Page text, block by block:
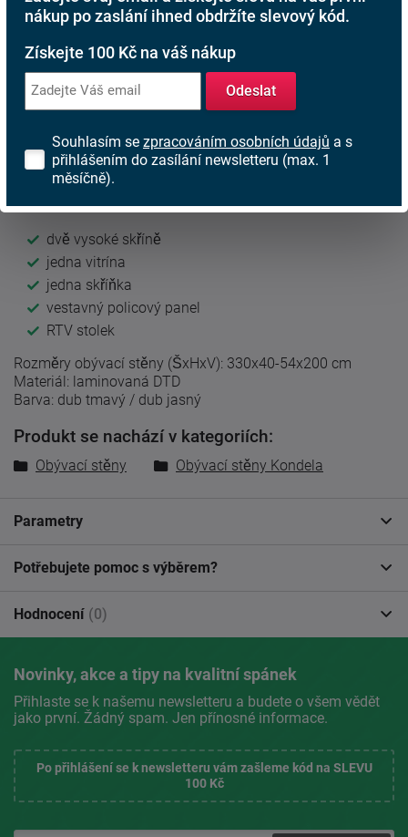
Praktická obývací stěna Korina.
klasický design a příjemné barevné provedení a mnohem
více Vám nabídne dokonalá obývací sestva.
Korinaje stavena tak,a by uschovala, ale i vystavila vše co
máte rádi.
dvě vysoké skříně
jedna vitrína
jedna skříňka
vestavný policový panel
RTV stolek
Rozměry obývací stěny (ŠxHxV): 330x40-54x200 cm
Materiál: laminovaná DTD
Barva: dub tmavý / dub jasný
Produkt se nachází v kategoriích:
Obývací stěny Obývací stěny Kondela
Parametry
Potřebujete pomoc s výběrem?
Hodnocení (0)
Novinky, akce a tipy na kvalitní spánek
Přihlaste se k našemu newsletteru a budete o všem vědět
jako první. Žádný spam. Jen přínosné informace.
Po přihlášení se k newsletteru vám zašleme kód na SLEVU
100 Kč
nákup po zaslání ihned obdržíte slevový kód.
Získejte 100 Kč na váš nákup
Odeslat
Souhlasím se zpracováním osobních údajů a s
přihlášením do zasílání newsletteru (max. 1
měsíčně).